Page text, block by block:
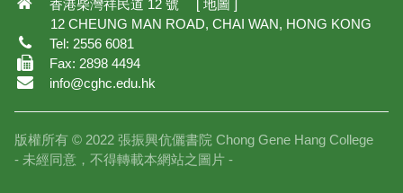
香港柴灣祥民道 12 號 [ 地圖]
12 CHEUNG MAN ROAD, CHAI WAN, HONG KONG
Tel: 2556 6081
Fax: 2898 4494
info@cghc.edu.hk
版權所有 © 2022 張振興伉儷書院 Chong Gene Hang College
- 未經同意，不得轉載本網站之圖片 -